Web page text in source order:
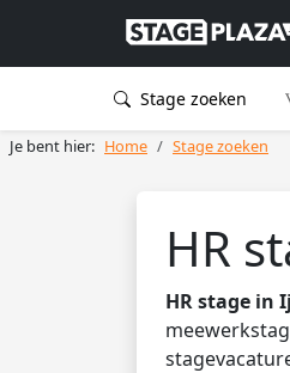
Stage zoeken
Je bent hier: Home Stage zoeken
HR
HR stage in